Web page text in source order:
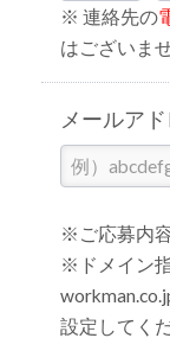
※ 連絡先の
はございま
メールア
※ご応募内
※ドメイン
設定してく